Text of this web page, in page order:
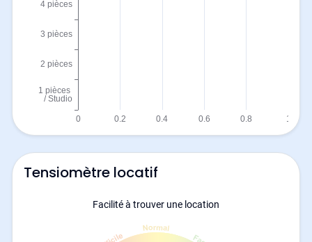
Tensiomètre locatif
Facilité à trouver une location